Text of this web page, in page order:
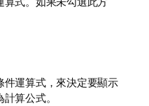
運算式，來決定要顯示
算公式。